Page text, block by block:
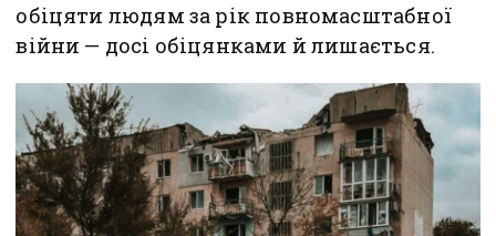
обіцяти людям за рік повномасштабної
війни — досі обіцянками й лишається.